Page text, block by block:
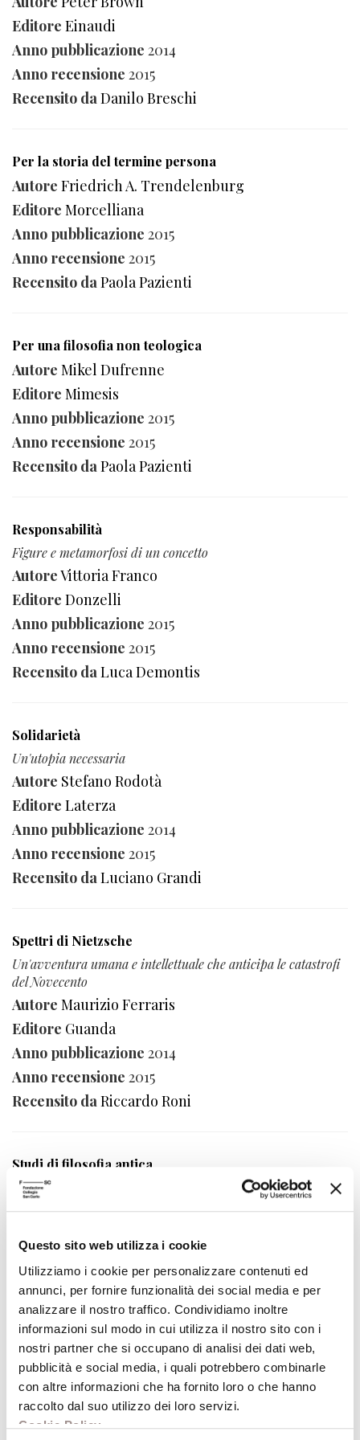
Questo sito web utilizza i cookie
Utilizziamo i cookie per personalizzare contenuti ed
annunci, per fornire funzionalità dei social media e per
analizzare il nostro traffico. Condividiamo inoltre
informazioni sul modo in cui utilizza il nostro sito con i
nostri partner che si occupano di analisi dei dati web,
pubblicità e social media, i quali potrebbero combinarle
con altre informazioni che ha fornito loro o che hanno
raccolto dal suo utilizzo dei loro servizi.
Cookie Policy.
Editore Einaudi
Anno pubblicazione 2014
Anno recensione 2015
Recensito daDanilo Breschi
Per la storia del termine persona
Autore Friedrich A. Trendelenburg
Editore Morcelliana
Anno pubblicazione 2015
Anno recensione 2015
Recensito daPaola Pazienti
Per una filosofia non teologica
Autore Mikel Dufrenne
Editore Mimesis
Anno pubblicazione 2015
Anno recensione 2015
Recensito daPaola Pazienti
Responsabilità
Figure e metamorfosi di un concetto
AutoreVittoria Franco
Editore Donzelli
Anno pubblicazione 2015
Anno recensione 2015
Recensito daLuca Demontis
Solidarietà
Un'utopia necessaria
Autore Stefano Rodotà
Editore Laterza
Anno pubblicazione 2014
Anno recensione 2015
Recensito daLuciano Grandi
Spettri di Nietzsche
Un'avventura umana e intellettuale che anticipa le catastrofi
del Novecento
Autore Maurizio Ferraris
Editore Guanda
Anno pubblicazione 2014
Anno recensione 2015
Recensito daRiccardo Roni
Studi di filosofia antica
Autore
EditoreETS
Anno pubblicazione
2014
Recensito daGiovanni Cerro
Superstitio
Devianza religiosa nell'impero romano
AutoreJörg Rüpke
Editore Carocci